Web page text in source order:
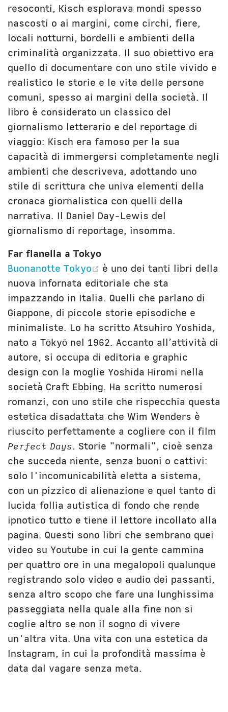
resoconti, Kisch esplorava mondi spesso
nascosti o ai margini, come circhi, fiere,
locali notturni, bordelli e ambienti della
criminalità organizzata. Il suo obiettivo era
quello di documentare con uno stile vivido e
realistico le storie e le vite delle persone
comuni, spesso ai margini della società. Il
libro è considerato un classico del
giornalismo letterario e del reportage di
viaggio: Kisch era famoso per la sua
capacità di immergersi completamente negli
ambienti che descriveva, adottando uno
stile di scrittura che univa elementi della
cronaca giornalistica con quelli della
narrativa. Il Daniel Day-Lewis del
giornalismo di reportage, insomma.
Far flanella a Tokyo
Buonanotte Tokyo
(opens new window)
è uno dei tanti libri della
nuova infornata editoriale che sta
impazzando in Italia. Quelli che parlano di
Giappone, di piccole storie episodiche e
minimaliste. Lo ha scritto Atsuhiro Yoshida,
nato a Tōkyō nel 1962. Accanto all’attività di
autore, si occupa di editoria e graphic
design con la moglie Yoshida Hiromi nella
società Craft Ebbing. Ha scritto numerosi
romanzi, con uno stile che rispecchia questa
estetica disadattata che Wim Wenders è
riuscito perfettamente a cogliere con il film
Perfect Days. Storie "normali", cioè senza
che succeda niente, senza buoni o cattivi:
solo l'incomunicabilità eletta a sistema,
con un pizzico di alienazione e quel tanto di
lucida follia autistica di fondo che rende
ipnotico tutto e tiene il lettore incollato alla
pagina. Questi sono libri che sembrano quei
video su Youtube in cui la gente cammina
per quattro ore in una megalopoli qualunque
registrando solo video e audio dei passanti,
senza altro scopo che fare una lunghissima
passeggiata nella quale alla fine non si
coglie altro se non il sogno di vivere
un'altra vita. Una vita con una estetica da
Instagram, in cui la profondità massima è
data dal vagare senza meta.